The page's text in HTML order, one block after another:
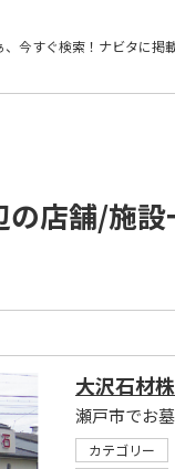
、今すぐ検索！ ナビタに掲
店舗/施設
大沢石材
瀬戸市でお
カテゴリー